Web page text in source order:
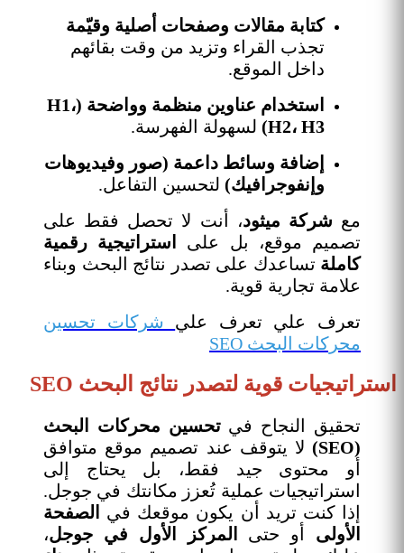
كتابة مقالات وصفحات أصلية وقيّمة
تجذب القراء وتزيد من وقت بقائهم
داخل الموقع.
استخدام عناوين منظمة وواضحة (H1،
H2، H3) لسهولة الفهرسة.
إضافة وسائط داعمة (صور وفيديوهات
وإنفوجرافيك) لتحسين التفاعل.
مع شركة ميثود، أنت لا تحصل فقط على
تصميم موقع، بل على استراتيجية رقمية
كاملة تساعدك على تصدر نتائج البحث وبناء
علامة تجارية قوية.
تعرف علي تعرف علي شركات تحسين
محركات البحث SEO
استراتيجيات قوية لتصدر نتائج البحث SEO
تحقيق النجاح في تحسين محركات البحث
(SEO)
لا يتوقف عند تصميم موقع متوافق
أو محتوى جيد فقط، بل يحتاج إلى
استراتيجيات عملية تُعزز مكانتك في جوجل.
إذا كنت تريد أن يكون موقعك في الصفحة
الأولى أو حتى المركز الأول في جوجل،